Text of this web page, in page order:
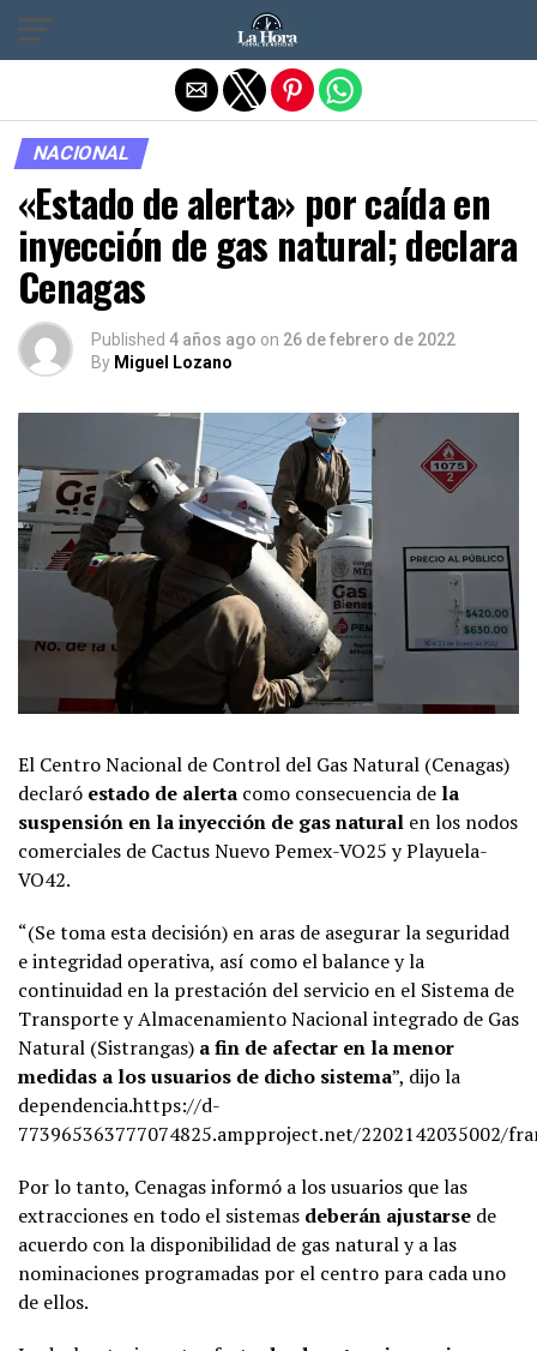
NACIONAL
«Estado de alerta» por caída en
inyección de gas natural; declara
Cenagas
Published 4 años ago on 26 de febrero de 2022
By Miguel Lozano
El Centro Nacional de Control del Gas Natural (Cenagas)
declaró estado de alerta como consecuencia de la
suspensión en la inyección de gas natural en los nodos
comerciales de Cactus Nuevo Pemex-VO25 y Playuela-
VO42.
“(Se toma esta decisión) en aras de asegurar la seguridad
e integridad operativa, así como el balance y la
continuidad en la prestación del servicio en el Sistema de
Transporte y Almacenamiento Nacional integrado de Gas
Natural (Sistrangas) a fin de afectar en la menor
medidas a los usuarios de dicho sistema”, dijo la
dependencia.https://d-
773965363777074825.ampproject.net/2202142035002/
Por lo tanto, Cenagas informó a los usuarios que las
extracciones en todo el sistemas deberán ajustarse de
acuerdo con la disponibilidad de gas natural y a las
nominaciones programadas por el centro para cada uno
de ellos.
Salir de la versión móvil